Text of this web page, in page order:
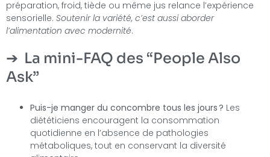
préparation, froid, tiède ou même jus relance l’expérience
sensorielle. Soutenir la variété, c’est aussi aborder
l’alimentation avec modernité.
La mini-FAQ des “People Also
Ask”
Puis-je manger du concombre tous les jours ? Les
diététiciens encouragent la consommation
quotidienne en l’absence de pathologies
métaboliques, tout en conservant la diversité